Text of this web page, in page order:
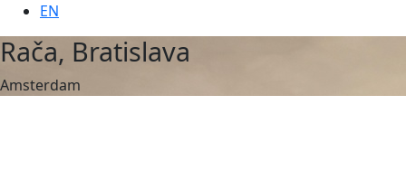
EN
Rača, Bratislava
Amsterdam